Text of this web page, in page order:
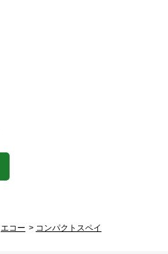
エコー > コンパクトスペイ